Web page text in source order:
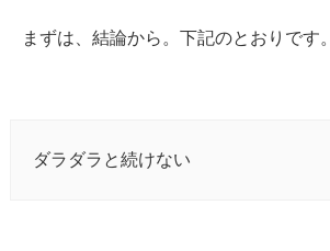
まずは、結論から。下記のとおりです。
ダラダラと続けない